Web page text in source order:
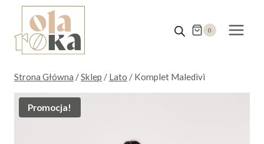
Przejdź
treści
0
Strona Główna /Sklep / Lato / Komplet Maledivi
Promocja!